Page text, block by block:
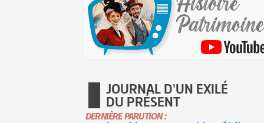
JOURNAL D'UN EXILÉ
DU PRÉSENT
DERNIÈRE PARUTION :